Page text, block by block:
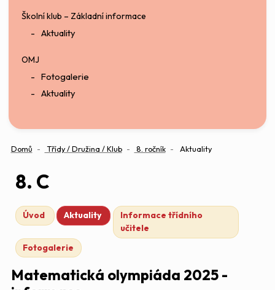
Školní klub – Základní informace
Aktuality
OMJ
Fotogalerie
Aktuality
Domů Třídy / Družina / Klub 8. ročník Aktuality
8. C
Úvod Aktuality
Informace třídního
učitele
Fotogalerie
Matematická olympiáda 2025 -